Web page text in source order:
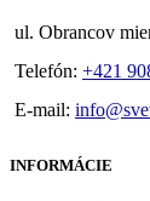
ul. Obrancov
Telefón: +421
E-mail:
INFORMÁCIE